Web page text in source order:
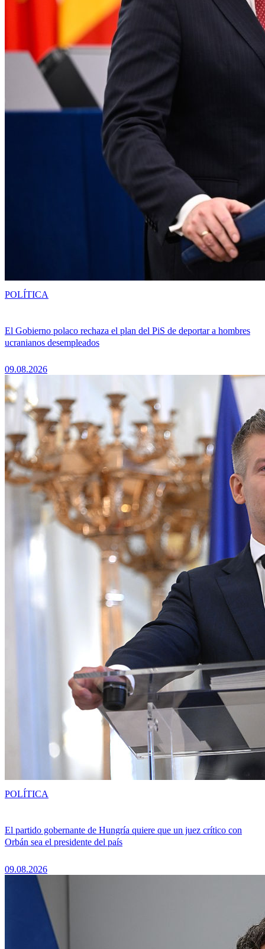
El Gobierno polaco rechaza el plan del PiS de deportar a hombres
ucranianos desempleados
09.08.2026
POLÍTICA
El partido gobernante de Hungría quiere que un juez crítico con
Orbán sea el presidente del país
09.08.2026
POLÍTICA